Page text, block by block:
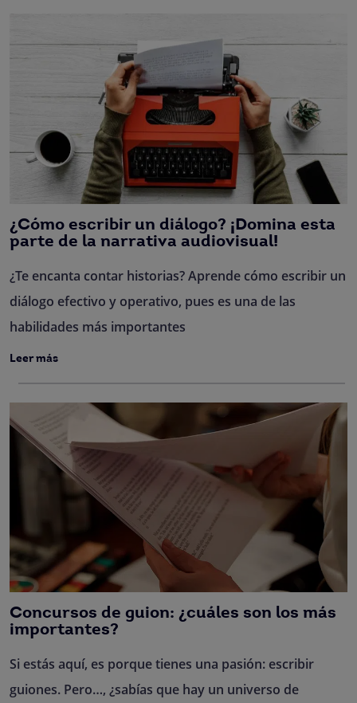
¿Cómo escribir un diálogo? ¡Domina esta
parte de la narrativa audiovisual!
¿Te encanta contar historias? Aprende cómo escribir un
diálogo efectivo y operativo, pues es una de las
habilidades más importantes
Leer más
Concursos de guion: ¿cuáles son los más
importantes?
Si estás aquí, es porque tienes una pasión: escribir
guiones. Pero…, ¿sabías que hay un universo de